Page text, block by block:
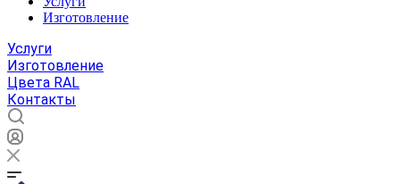
Изготовление
Услуги
Изготовление
Цвета RAL
Контакты